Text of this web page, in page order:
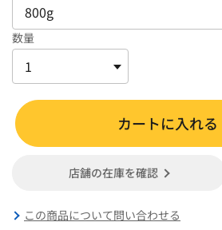
数量
カートに入れる
店舗の在庫を確認
この商品について問い合わせる